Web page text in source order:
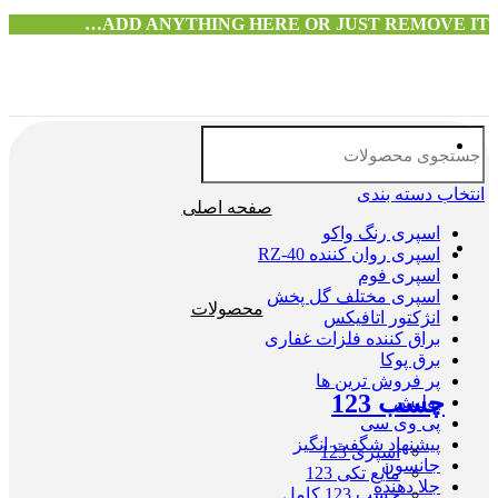
ADD ANYTHING HERE OR JUST REMOVE IT…
انتخاب دسته بندی
اسپری رنگ واکو
اسپری روان کننده RZ-40
اسپری فوم
اسپری مختلف گل پخش
انژکتور اتافیکس
براق کننده فلزات غفاری
برق پوکا
پر فروش ترین ها
پولیش
پی وی سی
پیشنهاد شگفت انگیز
جانسون
جلا دهنده
صفحه اصلی
محصولات
چسب 123
اسپری 123
مایع تکی 123
چسب 123 کامل